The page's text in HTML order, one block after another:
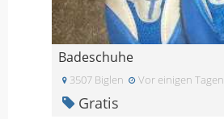
Badeschuhe
3507 Biglen Vor einigen Tagen
Gratis